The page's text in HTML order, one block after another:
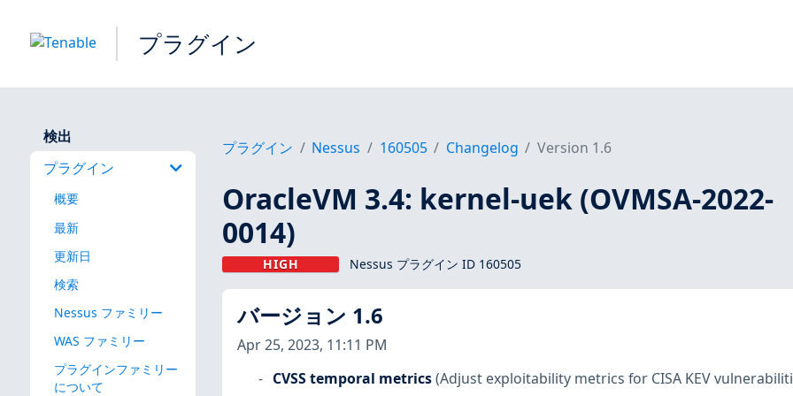
プラグイン
検出
プラグイン
概要
最新
更新日
検索
Nessus ファミリー
WAS ファミリー
プラグインファミリー
について
プラグイン Nessus 160505 Changelog Version 1.6
OracleVM 3.4: kernel-uek (OVMSA-2022-
0014)
HIGH Nessus プラグイン ID 160505
バージョン 1.6
Apr 25, 2023, 11:11 PM
CVSS temporal metrics (Adjust exploitability metrics for CISA KEV